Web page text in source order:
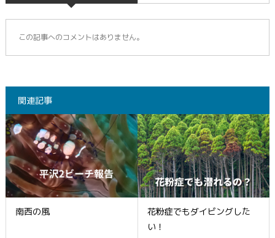
この記事へのコメントはありません。
関連記事
南西の風
花粉症でもダイビングした
い！